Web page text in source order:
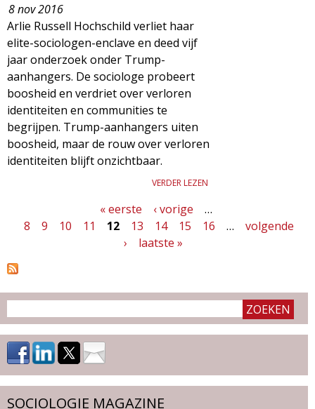
8 nov 2016
Arlie Russell Hochschild verliet haar
elite-sociologen-enclave en deed vijf
jaar onderzoek onder Trump-
aanhangers. De sociologe probeert
boosheid en verdriet over verloren
identiteiten en communities te
begrijpen. Trump-aanhangers uiten
boosheid, maar de rouw over verloren
identiteiten blijft onzichtbaar.
VERDER LEZEN
g
i
n
a
'
s
« eerste ‹ vorige
…
8
9 10 11 12 13 14 15 16 …
volgende
›
laatste »
SOCIOLOGIE MAGAZINE